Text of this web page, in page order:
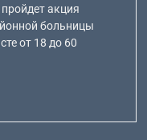
акция
больницы
от 18 до 60